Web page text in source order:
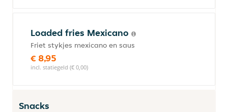
Loaded fries Mexicano
Friet stykjes mexicano en saus
€ 8,95
incl. statiegeld (€ 0,00)
Snacks